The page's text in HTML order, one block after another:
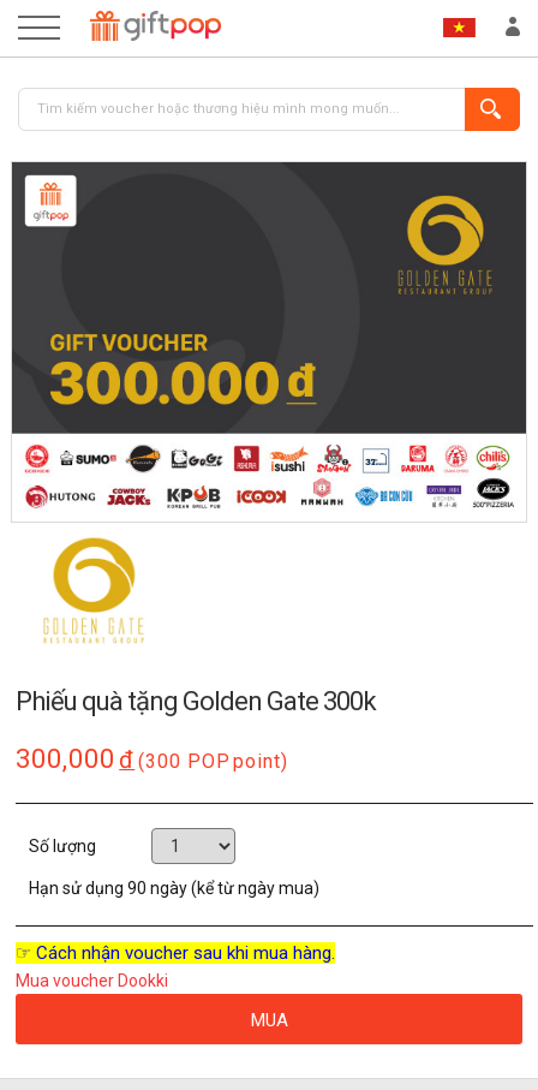
ĐĂNG NHẬP
Phiếu quà tặng Golden Gate 300k
300,000 đ (300 POP point)
Số lượng
Hạn sử dụng90 ngày (kể từ ngày mua)
☞ Cách nhận voucher sau khi mua hàng.
Mua voucher Dookki
MUA